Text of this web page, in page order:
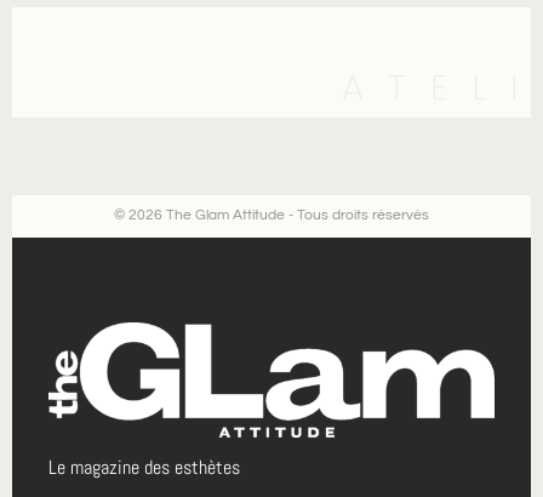
© 2026 The Glam Attitude - Tous droits réservés
Le magazine des esthètes